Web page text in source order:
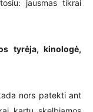
jausmas tikrai
tyrėja, kinologė,
nors patekti ant